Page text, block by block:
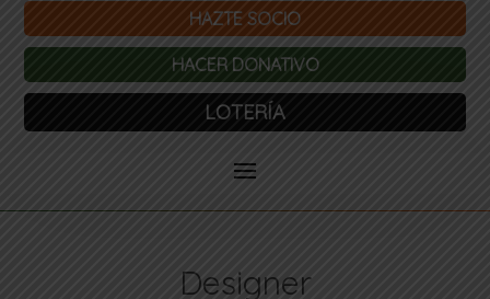
HAZTE SOCIO
HACER DONATIVO
LOTERÍA
Designer